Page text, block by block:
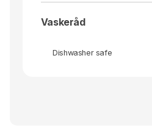
Vaskeråd
Dishwasher safe